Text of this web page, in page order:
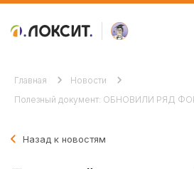
Главная
Новости
Полезный документ: ОБНОВИЛИ РЯД
Назад к новостям